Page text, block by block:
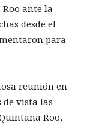
ante la
desde el
para
reunión en
vista las
Roo,